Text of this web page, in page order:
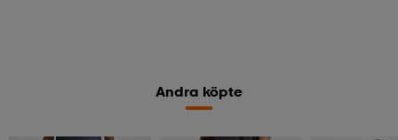
Andra köpte